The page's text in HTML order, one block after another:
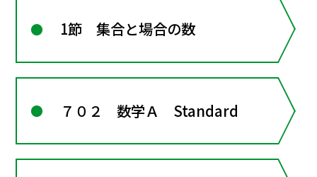
1節 集合と場合の数
７０２ 数学Ａ Standard